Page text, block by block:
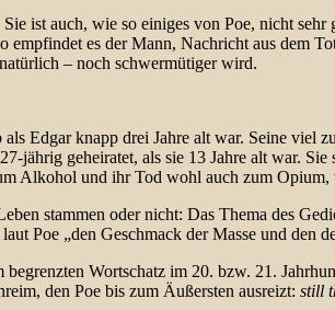
ist auch, wie so einiges von Poe, nicht
es der Mann, Nachricht aus dem
– noch schwermütiger wird.
Edgar knapp drei Jahre alt war. Seine
jährig geheiratet, als sie 13 Jahre alt war.
Alkohol und ihr Tod wohl auch zum
stammen oder nicht: Das Thema des
Poe „den Geschmack der Masse und
Wortschatz im 20. bzw. 21.
den Poe bis zum Äußersten ausreizt: still